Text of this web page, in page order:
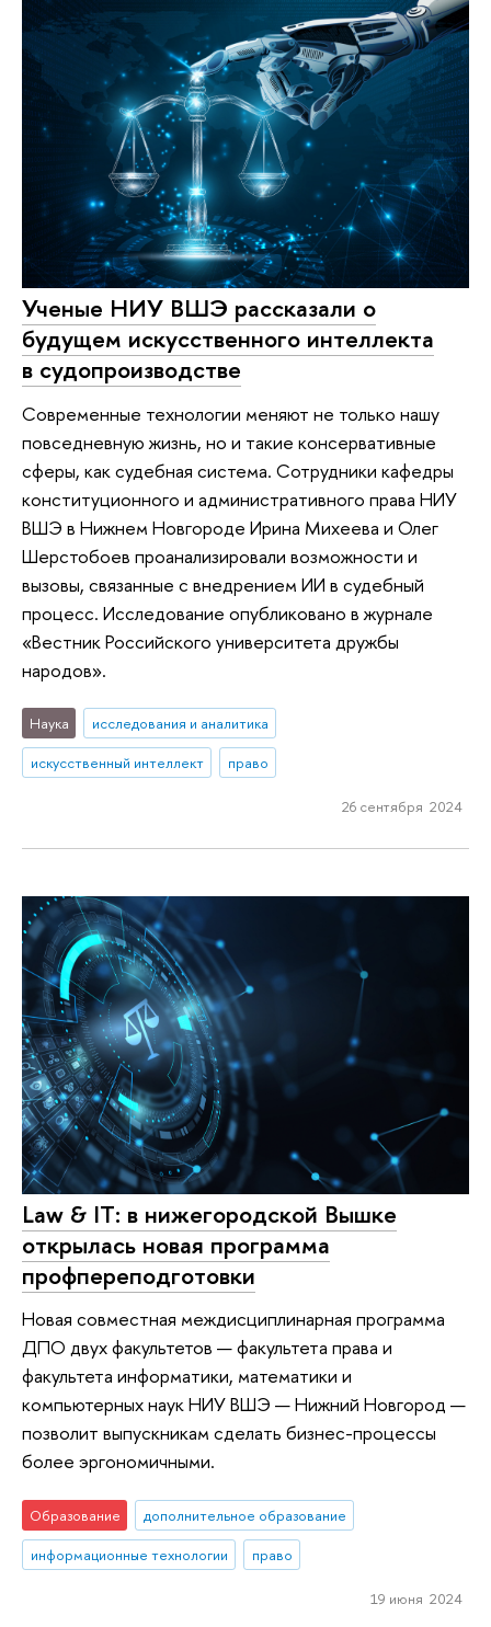
Ученые НИУ ВШЭ рассказали о
будущем искусственного интеллекта
в судопроизводстве
Современные технологии меняют не только нашу
повседневную жизнь, но и такие консервативные
сферы, как судебная система. Сотрудники кафедры
конституционного и административного права НИУ
ВШЭ в Нижнем Новгороде Ирина Михеева и Олег
Шерстобоев проанализировали возможности и
вызовы, связанные с внедрением ИИ в судебный
процесс. Исследование опубликовано в журнале
«Вестник Российского университета дружбы
народов».
Наука
исследования и аналитика
искусственный интеллект
право
26 сентября 2024
Law & IT: в нижегородской Вышке
открылась новая программа
профпереподготовки
Новая совместная междисциплинарная программа
ДПО двух факультетов — факультета права и
факультета информатики, математики и
компьютерных наук НИУ ВШЭ — Нижний Новгород —
позволит выпускникам сделать бизнес-процессы
более эргономичными.
Образование
дополнительное образование
информационные технологии
право
19 июня 2024